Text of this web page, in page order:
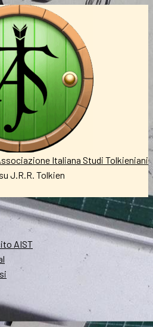
Italiana Studi Tolkieniani
J.R.R. Tolkien
AIST